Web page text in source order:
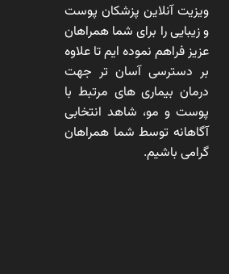
ویزیت آنلاین پزشکان پوست
و زیبایی را برای شما همراهان
عزیز فراهم نموده ایم تا علاوه
بر دسترسی آسان تر جهت
درمان بیماری های مرتبط با
پوست و مو، شاهد انتخابی
آگاهانه توسط شما همراهان
گرامی باشیم.